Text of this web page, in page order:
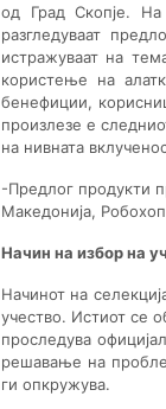
од Град Скопје.
разгледуваат
истражуваат на
користење на
бенефиции,
произлезе е
на нивната
-Предлог продукти
Македонија,
Начин на избор на
Начинот на
учество. Истиот се
проследува
решавање на
ги опкружува.